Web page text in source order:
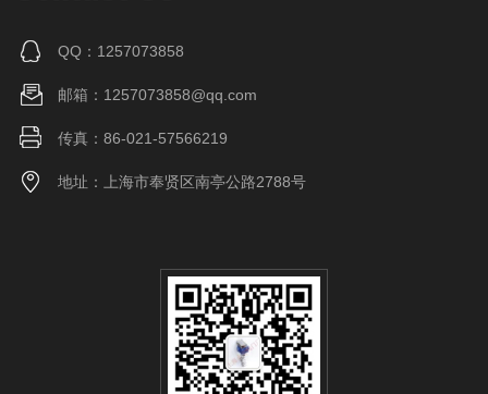
QQ：1257073858
邮箱：1257073858@qq.com
传真：86-021-57566219
地址：上海市奉贤区南亭公路2788号